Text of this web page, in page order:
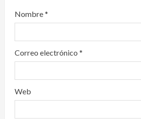
Nombre*
Correo electrónico *
Web